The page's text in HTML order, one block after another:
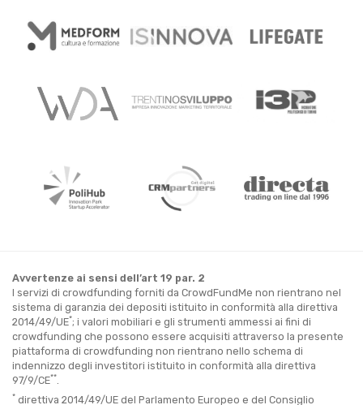
Avvertenze ai sensi dell’art 19 par. 2
I servizi di crowdfunding forniti da CrowdFundMe non rientrano nel
sistema di garanzia dei depositi istituito in conformità alla direttiva
2014/49/UE*; i valori mobiliari e gli strumenti ammessi ai fini di
crowdfunding che possono essere acquisiti attraverso la presente
piattaforma di crowdfunding non rientrano nello schema di
indennizzo degli investitori istituito in conformità alla direttiva
97/9/CE**
* direttiva 2014/49/UE del Parlamento Europeo e del Consiglio